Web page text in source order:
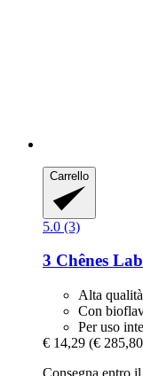
Carrello
5.0 (3)
3 Chênes
Alta qualità
Con
Per uso
€ 14,29 (€
Consegna entro